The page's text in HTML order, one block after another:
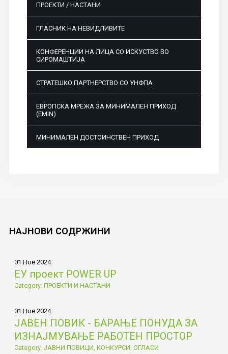
ПРОЕКТИ / НАСТАНИ
ГЛАСНИК НА НЕВИДЛИВИТЕ
КОНФЕРЕНЦИИ НА ЛИЦА СО ИСКУСТВО ВО
СИРОМАШТИЈА
СТРАТЕШКО ПАРТНЕРСТВО СО УНФПА
ЕВРОПСКА МРЕЖА ЗА МИНИМАЛЕН ПРИХОД
(EMIN)
МИНИМАЛЕН ДОСТОИНСТВЕН ПРИХОД
НАЈНОВИ СОДРЖИНИ
01 Ное 2024
ЕУ проект POWER UP
Category: ПРОЕКТИ И НАСТАНИ
01 Ное 2024
ЈАВЕН ПОВИК - БАРАЊЕ ПОНУДА ЗА
ИЗНАЈМУВАЊЕ РАБОТЕН ПРОСТОР
Category: ЈАВНИ ПОВИЦИ, КОНКУРСИ, ОГЛАСИ